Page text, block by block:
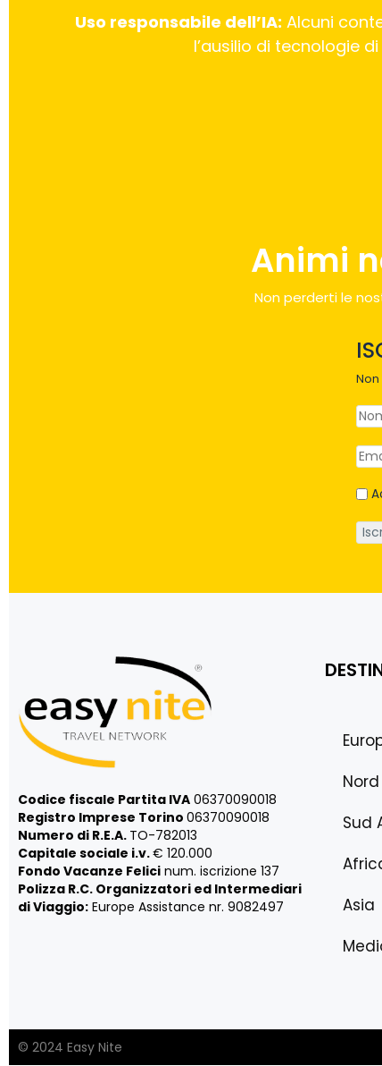
Uso responsabile dell’IA: Alcuni
l’ausilio di tecnologie
Animi
Non perderti le
Codice fiscale Partita IVA 06370090018
Registro Imprese Torino 06370090018
Numero di R.E.A. TO-782013
Capitale sociale i.v.€ 120.000
Fondo Vacanze Felici num. iscrizione 137
Polizza R.C. Organizzatori ed Intermediari
di Viaggio: Europe Assistance nr. 9082497
Sud
Asia
© 2024 Easy Nite